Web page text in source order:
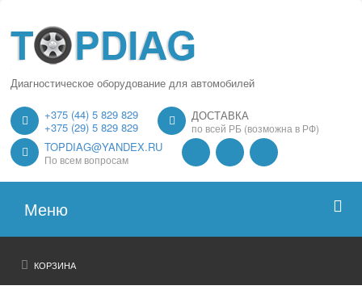
Диагностическое оборудование для автомобилей
+375 (44) 5 829 829
+375 (29) 5 829 829
ДОСТАВКА
по всей РБ (возможна в РФ)
TOPDIAG@YANDEX.RU
По всем вопросам
Меню
Главная
КОРЗИНА